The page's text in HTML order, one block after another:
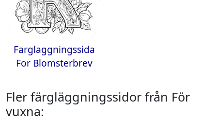
Farglaggningssida
For Blomsterbrev
Fler färgläggningssidor från För
vuxna: